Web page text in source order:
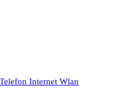
Internet Wlan